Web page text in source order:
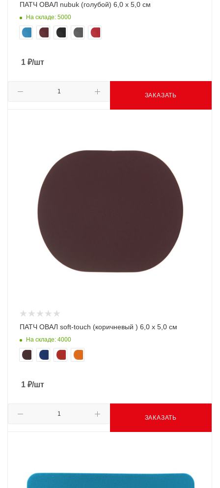
ПАТЧ ОВАЛ nubuk (голубой) 6,0 х 5,0 см
На складе: 5000
1 ₽/шт
ЗАКАЗАТЬ
ПАТЧ ОВАЛ soft-touch (коричневый ) 6,0 х 5,0 см
На складе: 4000
1 ₽/шт
ЗАКАЗАТЬ